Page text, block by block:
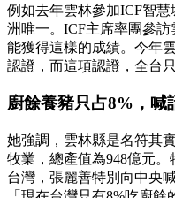
例如去年雲林參加ICF智
洲唯一。ICF主席率團參訪
能獲得這樣的成績。今年
認證，而這項認證，全台
廚餘養豬只占8%，喊
她強調，雲林縣是名符其
牧業，總產值為948億元
台灣，張麗善特別向中央